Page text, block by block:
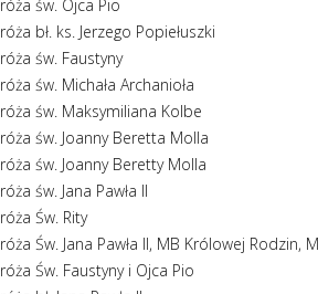
róża św. Ojca Pio
róża bł. ks. Jerzego Popiełuszki
róża św. Faustyny
róża św. Michała Archanioła
róża św. Maksymiliana Kolbe
róża św. Joanny Beretta Molla
róża św. Joanny Beretty Molla
róża św. Jana Pawła II
róża Św. Rity
róża Św. Jana Pawła II, MB Królowej Rodzin,
róża Św. Faustyny i Ojca Pio